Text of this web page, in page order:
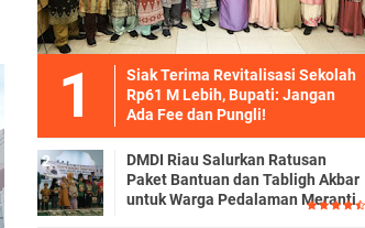
Siak Terima Revitalisasi Sekolah
Rp61 M Lebih, Bupati: Jangan
Ada Fee dan Pungli!
DMDI Riau Salurkan Ratusan
Paket Bantuan dan Tabligh Akbar
untuk Warga Pedalaman Meranti